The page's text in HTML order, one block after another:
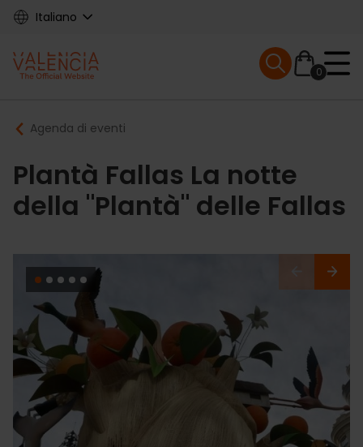
Skip
content
Italiano
Main
navigation
0
Mobile menu
Breadcrumb
Agenda di eventi
Plantà Fallas La notte
della "Plantà" delle Fallas